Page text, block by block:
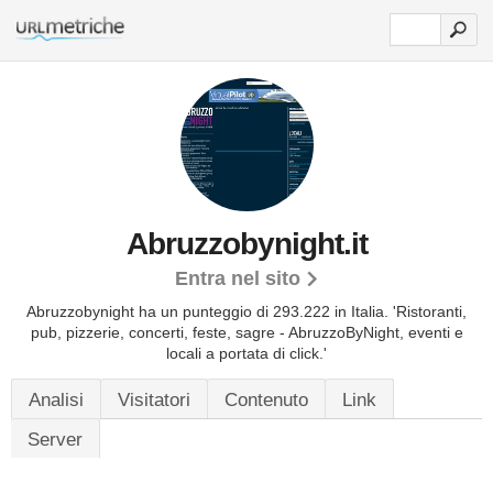
Abruzzobynight.it
Entra nel sito
Abruzzobynight ha un punteggio di 293.222 in Italia. 'Ristoranti,
pub, pizzerie, concerti, feste, sagre - AbruzzoByNight, eventi e
locali a portata di click.'
Analisi Visitatori Contenuto
Link
Server